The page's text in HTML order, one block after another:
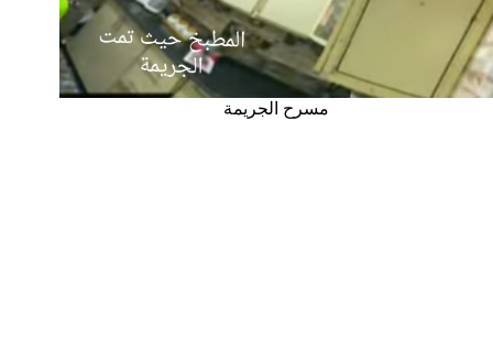
مسرح الجريمة